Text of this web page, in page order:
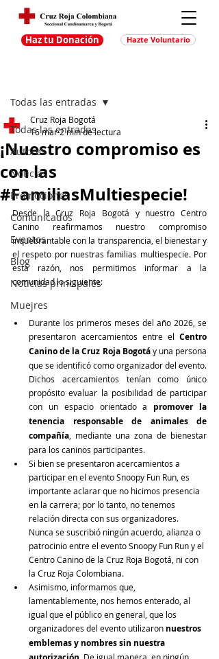
Haz tu Donación Hazte Voluntario
Todas las entradas
Autores
Noticias
Promociones
Comunicados
Eventos
Blog
Noticias principales
Muejres
Todas las entradas
¡Nuestro compromiso es
con las
#FamiliasMultiespecie!
Cruz Roja Bogotá
16 mar2 min de lectura
Desde la Cruz Roja Bogotá y nuestro Centro
Canino reafirmamos nuestro compromiso
inquebrantable con la transparencia, el bienestar y
el respeto por nuestras familias multiespecie. Por
esta razón, nos permitimos informar a la
comunidad lo siguiente:
Durante los primeros meses del año 2026, se
presentaron acercamientos entre el Centro
Canino de la Cruz Roja Bogotá y una persona
que se identificó como organizador del evento.
Dichos acercamientos tenían como único
propósito evaluar la posibilidad de participar
con un espacio orientado a promover la
tenencia responsable de animales de
compañía , mediante una zona de bienestar
para los caninos participantes.
Si bien se presentaron acercamientos a
participar en el evento Snoopy Fun Run, es
importante aclarar que no hicimos presencia
en la carrera; por lo tanto, no tenemos
relación directa con sus organizadores.
Nunca se suscribió ningún acuerdo, alianza o
patrocinio entre el evento Snoopy Fun Run y el
Centro Canino de la Cruz Roja Bogotá, ni con
la Cruz Roja Colombiana.
Asimismo, informamos que,
lamentablemente, nos hemos enterado, al
igual que el público en general, que los
organizadores del evento utilizaron nuestros
emblemas y nombres sin nuestra